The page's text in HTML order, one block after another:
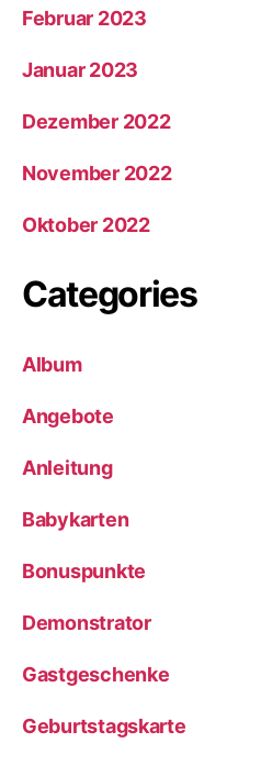
Februar 2023
Januar 2023
Dezember 2022
November 2022
Oktober 2022
Categories
Album
Angebote
Anleitung
Babykarten
Bonuspunkte
Demonstrator
Gastgeschenke
Geburtstagskarte